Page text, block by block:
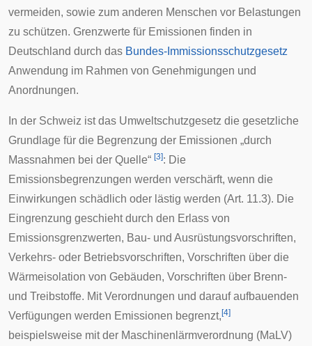
vermeiden, sowie zum anderen Menschen vor Belastungen
zu schützen. Grenzwerte für Emissionen finden in
Deutschland durch das Bundes-Immissionsschutzgesetz
Anwendung im Rahmen von Genehmigungen und
Anordnungen.
In der Schweiz ist das Umweltschutzgesetz die gesetzliche
Grundlage für die Begrenzung der Emissionen „durch
Massnahmen bei der Quelle“ [3]: Die
Emissionsbegrenzungen werden verschärft, wenn die
Einwirkungen schädlich oder lästig werden (Art. 11.3). Die
Eingrenzung geschieht durch den Erlass von
Emissionsgrenzwerten, Bau- und Ausrüstungsvorschriften,
Verkehrs- oder Betriebsvorschriften, Vorschriften über die
Wärmeisolation von Gebäuden, Vorschriften über Brenn-
und Treibstoffe. Mit Verordnungen und darauf aufbauenden
Verfügungen werden Emissionen begrenzt, [4]
beispielsweise mit der Maschinenlärmverordnung (MaLV)